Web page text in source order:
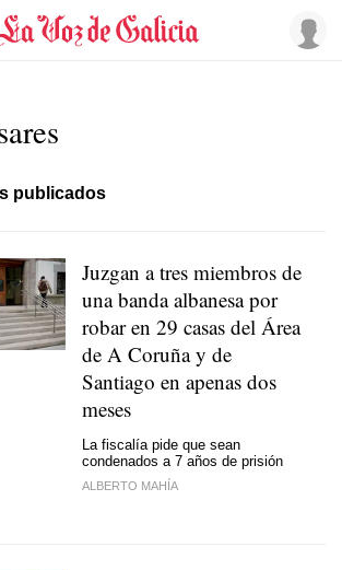
publicados
Juzgan a tres miembros de
una banda albanesa por
robar en 29 casas del Área
de A Coruña y de
Santiago en apenas dos
meses
La fiscalía pide que sean
condenados a 7 años de prisión
ALBERTO MAHÍA